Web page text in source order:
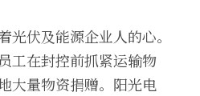
光伏及能源企业人的心。
工在封控前抓紧运输物
大量物资捐赠。阳光电